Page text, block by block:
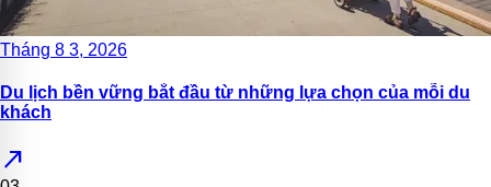
Tháng 8 3, 2026
Du lịch bền vững bắt đầu từ những lựa chọn của mỗi du
khách
north_east